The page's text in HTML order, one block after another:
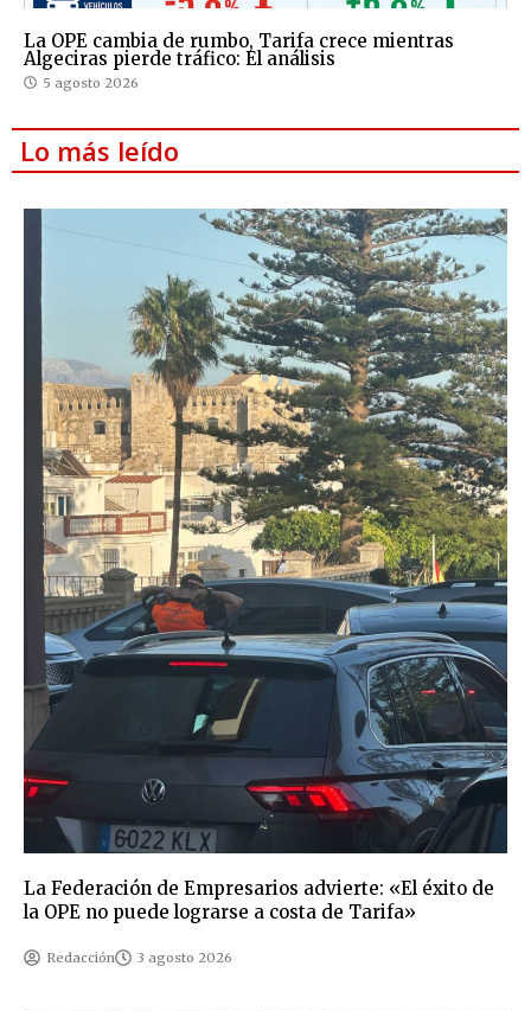
La OPE cambia de rumbo, Tarifa crece mientras
Algeciras pierde tráfico: El análisis
5 agosto 2026
Lo más leído
La Federación de Empresarios advierte: «El éxito de
la OPE no puede lograrse a costa de Tarifa»
Redacción 3 agosto 2026